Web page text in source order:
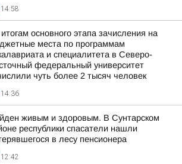
14:58
основного этапа зачисления на
места по программам
и специалитета в Северо-
федеральный университет
чуть более 2 тысяч человек
14:36
живым и здоровым. В Сунтарском
республики спасатели нашли
в лесу пенсионера
12:42